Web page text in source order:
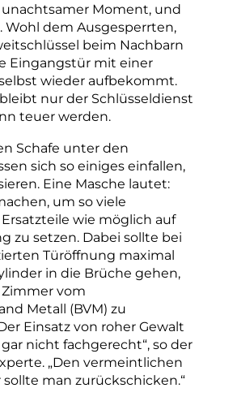
Moment, und
Wohl dem Ausgesperrten,
beim Nachbarn
Eingangstür mit einer
wieder aufbekommt.
nur der Schlüsseldienst
teuer werden.
Schafe unter den
sich so einiges einfallen,
Eine Masche lautet:
um so viele
wie möglich auf
zu setzen. Dabei sollte bei
Türöffnung maximal
in die Brüche gehen,
vom
Metall (BVM) zu
Einsatz von roher Gewalt
nicht fachgerecht“, so der
„Den vermeintlichen
man zurückschicken.“